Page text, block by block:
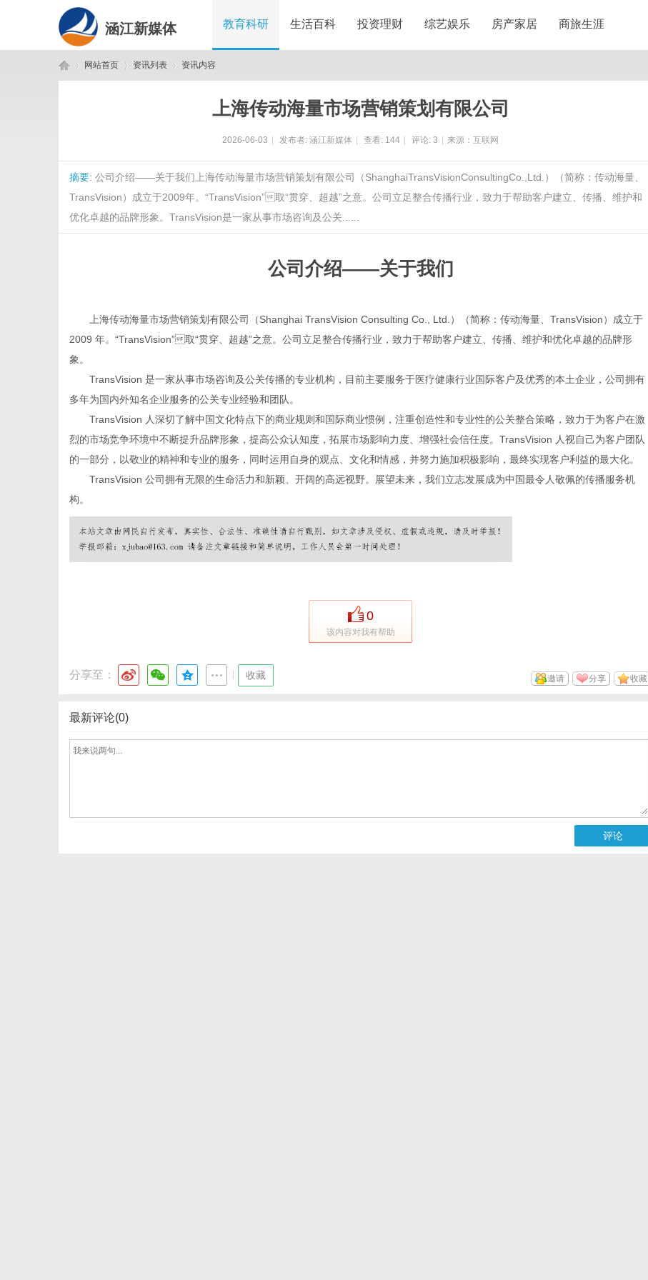
涵江新媒体 教育科研 生活百科 投资理财 综艺娱乐 房产家居 商旅生涯
网站首页 资讯列表 资讯内容
上海传动海量市场营销策划有限公司
2026-06-03 发布者: 涵江新媒体 查看: 144 评论: 3 来源：互联网
摘要: 公司介绍——关于我们上海传动海量市场营销策划有限公司（ShanghaiTransVisionConsultingCo.,Ltd.）（简称：传动海量、
TransVision）成立于2009年。“TransVision”取“贯穿、超越”之意。公司立足整合传播行业，致力于帮助客户建立、传播、维护和
优化卓越的品牌形象。TransVision是一家从事市场咨询及公关......
公司介绍——关于我们
上海传动海量市场营销策划有限公司（Shanghai TransVision Consulting Co., Ltd.）（简称：传动海量、 TransVision）成立于
2009 年。“TransVision”
取“贯穿、超越”之意。公司立足整合传播行业，致力于帮助客户建立、传播、维护和优化卓越的品牌形
象。
TransVision 是一家从事市场咨询及公关传播的专业机构，目前主要服务于医疗健康行业国际客户及优秀的本土企业，公司拥有
多年为国内外知名企业服务的公关专业经验和团队。
TransVision 人深切了解中国文化特点下的商业规则和国际商业惯例，注重创造性和专业性的公关整合策略，致力于为客户在激
烈的市场竞争环境中不断提升品牌形象，提高公众认知度，拓展市场影响力度、增强社会信任度。TransVision 人视自己为客户团队
的一部分，以敬业的精神和专业的服务，同时运用自身的观点、文化和情感，并努力施加积极影响，最终实现客户利益的最大化。
TransVision 公司拥有无限的生命活力和新颖、开阔的高远视野。展望未来，我们立志发展成为中国最令人敬佩的传播服务机
构。
0
该内容对我有帮助
分享至： 收藏 收藏
分享
邀请
最新评论(0)
评论